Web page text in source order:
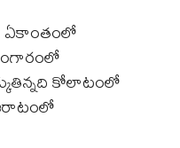
ఏకాంతంలో
కోలాటంలో
ఆరాటంలో